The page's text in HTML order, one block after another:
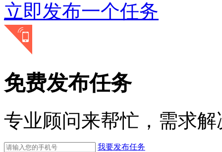
立即发布一个任务
免费发布任务
专业顾问来帮忙，需求
我要发布任务